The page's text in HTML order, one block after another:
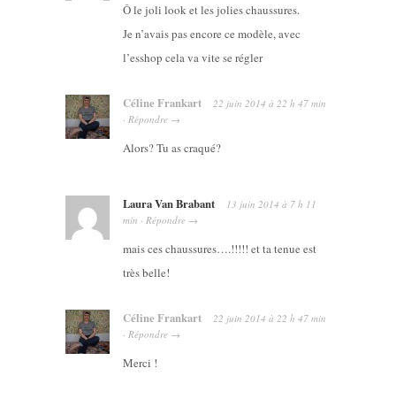
Ô le joli look et les jolies chaussures.
Je n’avais pas encore ce modèle, avec
l’esshop cela va vite se régler
Céline Frankart 22 juin 2014 à 22 h 47 min
· Répondre →
Alors? Tu as craqué?
Laura Van Brabant 13 juin 2014 à 7 h 11
min · Répondre →
mais ces chaussures….!!!!! et ta tenue est
très belle!
Céline Frankart 22 juin 2014 à 22 h 47 min
· Répondre →
Merci !